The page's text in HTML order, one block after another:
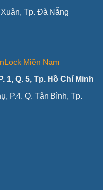
Tp. Đà Nẵng
Miền Nam
1, Q. 5, Tp. Hồ Chí Minh
P.4. Q. Tân Bình, Tp.